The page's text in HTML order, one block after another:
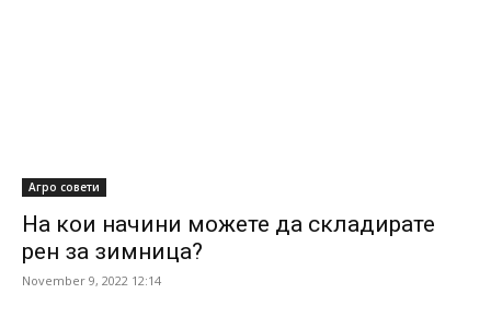
Агро совети
На кои начини можете да складирате
рен за зимница?
November 9, 2022 12:14